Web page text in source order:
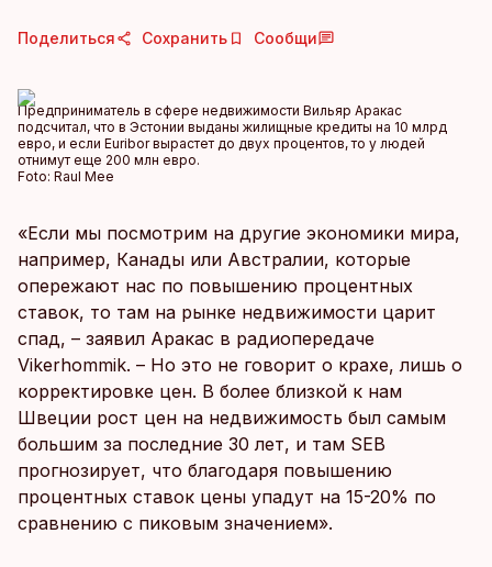
Поделиться Сохранить Сообщи
Предприниматель в сфере недвижимости Вильяр Аракас
подсчитал, что в Эстонии выданы жилищные кредиты на 10 млрд
евро, и если Euribor вырастет до двух процентов, то у людей
отнимут еще 200 млн евро.
Foto: Raul Mee
«Если мы посмотрим на другие экономики мира,
например, Канады или Австралии, которые
опережают нас по повышению процентных
ставок, то там на рынке недвижимости царит
спад, – заявил Аракас в радиопередаче
Vikerhommik. – Но это не говорит о крахе, лишь о
корректировке цен. В более близкой к нам
Швеции рост цен на недвижимость был самым
большим за последние 30 лет, и там SEB
прогнозирует, что благодаря повышению
процентных ставок цены упадут на 15-20% по
сравнению с пиковым значением».